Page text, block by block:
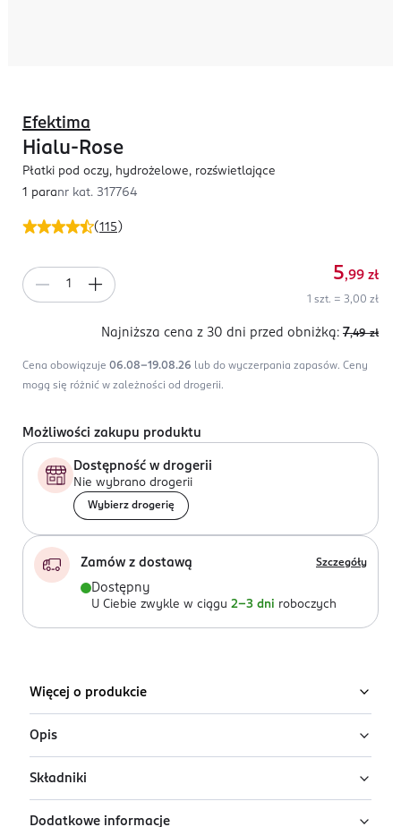
(115 )
Efektima
Hialu-Rose
Płatki pod oczy, hydrożelowe, rozświetlające
1 paranr kat. 317764
5,99 zł
1 szt. = 3,00 zł
Najniższa cena z 30 dni przed obniżką: 7,49 zł
Cena obowiązuje 06.08-19.08.26 lub do wyczerpania zapasów. Ceny
mogą się różnić w zależności od drogerii.
Możliwości zakupu produktu
Dostępność w drogerii
Nie wybrano drogerii
Wybierz drogerię
Zamów z dostawą Szczegóły
Dostępny
U Ciebie zwykle w ciągu 2-3 dni roboczych
Więcej o produkcie
Opis
Hydrożelowe płatki pod oczy.
Skóra zmęczona po ciężkiej nocy? A może potrzebuje
Składniki
Dodatkowe informacje